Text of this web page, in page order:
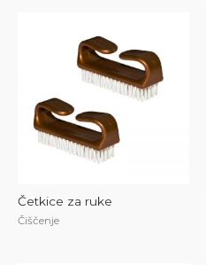
Četkice za ruke
Čiščenje